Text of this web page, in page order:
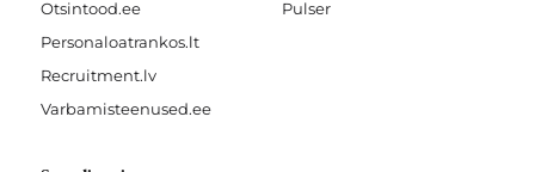
Otsintood.ee
Personaloatrankos.lt
Recruitment.lv
Varbamisteenused.ee
Pulser